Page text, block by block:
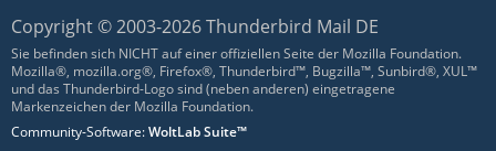
Copyright © 2003-2026 Thunderbird Mail DE
Sie befinden sich NICHT auf einer offiziellen Seite der Mozilla Foundation.
Mozilla®, mozilla.org®, Firefox®, Thunderbird™, Bugzilla™, Sunbird®, XUL™
und das Thunderbird-Logo sind (neben anderen) eingetragene
Markenzeichen der Mozilla Foundation.
Community-Software:WoltLab Suite™